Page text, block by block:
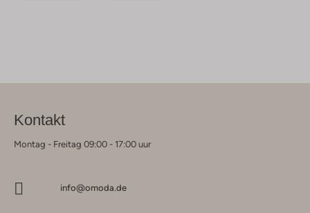
Kontakt
Montag - Freitag 09:00 - 17:00 uur
info@omoda.de